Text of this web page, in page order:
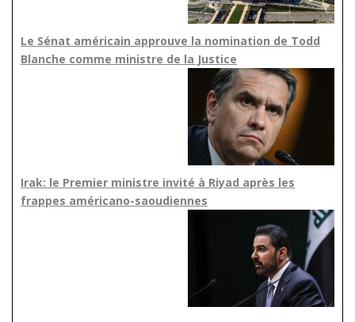
Le Sénat américain approuve la nomination de Todd
Blanche comme ministre de la Justice
Irak: le Premier ministre invité à Riyad après les
frappes américano-saoudiennes